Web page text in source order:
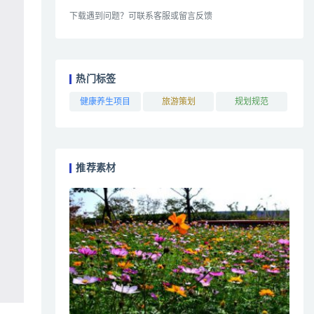
下载遇到问题？可联系客服或留言反馈
热门标签
健康养生项目 旅游策划 规划规范
推荐素材